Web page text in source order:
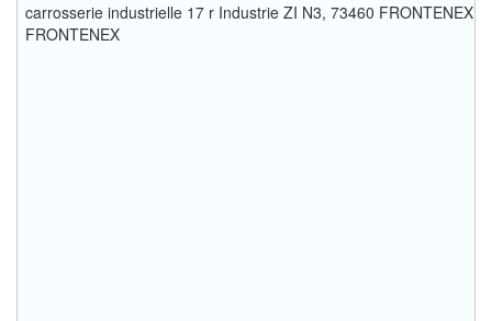
carrosserie industrielle 17 r Industrie ZI N3, 73460 FRONTENEX
FRONTENEX